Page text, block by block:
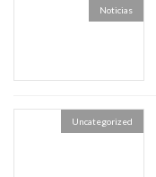
Noticias
Uncategorized